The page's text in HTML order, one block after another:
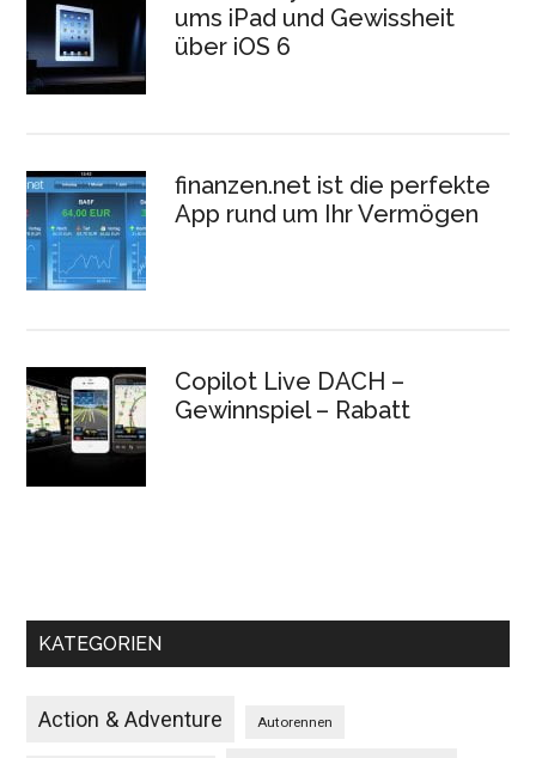
ums iPad und Gewissheit
über iOS 6
finanzen.net ist die perfekte
App rund um Ihr Vermögen
Copilot Live DACH –
Gewinnspiel – Rabatt
KATEGORIEN
Action & Adventure Autorennen